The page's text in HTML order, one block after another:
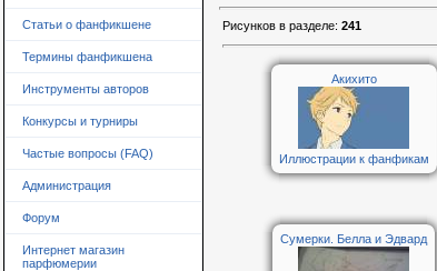
Статьи о фанфикшене
Термины фанфикшена
Инструменты авторов
Конкурсы и турниры
Частые вопросы (FAQ)
Администрация
Форум
Интернет магазин
парфюмерии
Рисунков в разделе: 241
Акихито
Иллюстрации к фанфикам
Сумерки. Белла и Эдвард